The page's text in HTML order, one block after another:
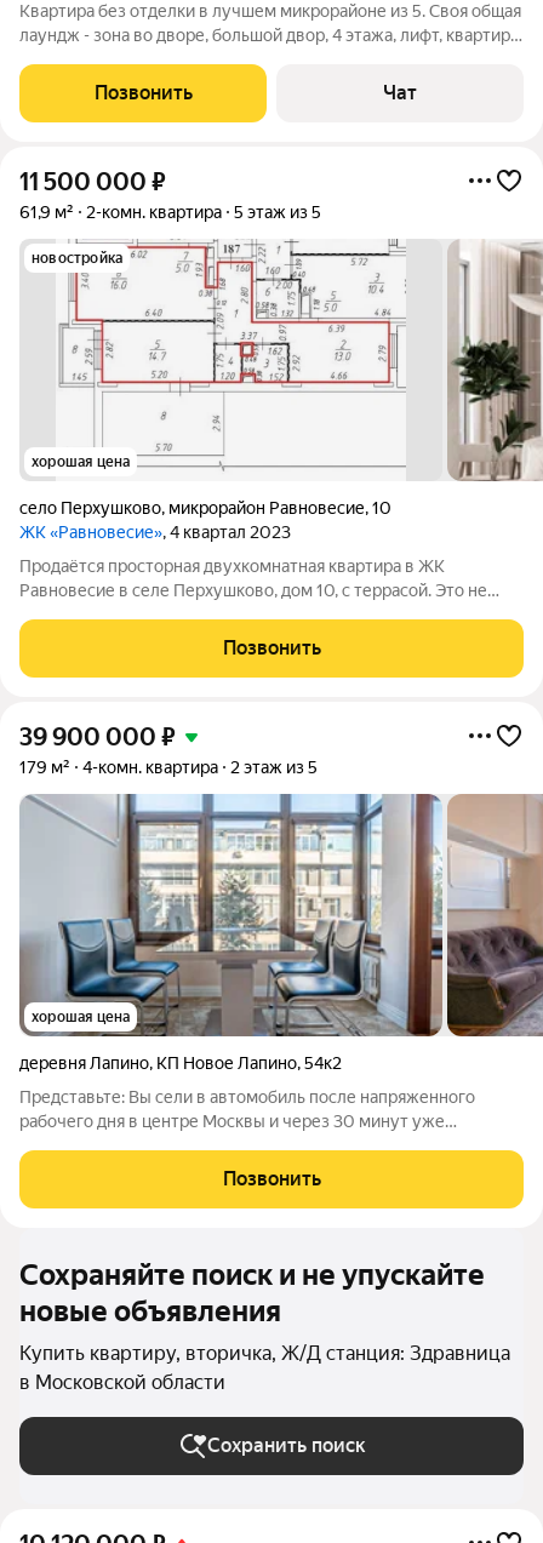
Квартира без отделки в лучшем микрорайоне из 5. Своя общая
лаундж - зона во дворе, большой двор, 4 этажа, лифт, квартиры
3,5 метра потолки, низкая коммуналка. Большой санузел в
коридоре, 2
Позвонить Чат
11 500 000 ₽
61,9 м² 2-комн. квартира 5 этаж из 5
новостройка
хорошая цена
село Перхушково, микрорайон Равновесие,10
ЖК «Равновесие», 4 квартал 2023
Продаётся просторная двухкомнатная квартира в ЖК
Равновесие в селе Перхушково, дом 10, с террасой. Это не
распашная планировка даёт свободу организовать комнаты
так, как удобно именно вам. Здесь
Позвонить
39 900 000 ₽
179 м² 4-комн. квартира 2 этаж из 5
хорошая цена
деревня Лапино, КП Новое Лапино,54к2
Представьте: Вы сели в автомобиль после напряженного
рабочего дня в центре Москвы и через 30 минут уже
для вкусного ужина можно купить в Азбуке вкуса в 5 минутах
от дома, а можно заказать
Позвонить
Сохраняйте поиск и не упускайте
новые объявления
Купить квартиру, вторичка, Ж/Д станция: Здравница
в Московской области
Сохранить поиск